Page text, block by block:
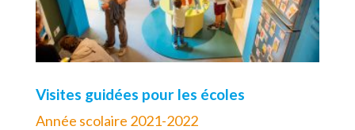
Visites guidées pour les écoles
Année scolaire 2021-2022